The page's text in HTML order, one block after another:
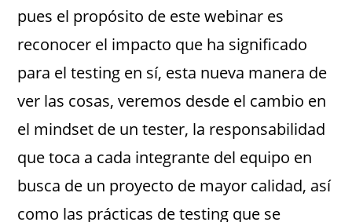
pues el propósito de este webinar es
reconocer el impacto que ha significado
para el testing en sí, esta nueva manera de
ver las cosas, veremos desde el cambio en
el mindset de un tester, la responsabilidad
que toca a cada integrante del equipo en
busca de un proyecto de mayor calidad, así
como las prácticas de testing que se